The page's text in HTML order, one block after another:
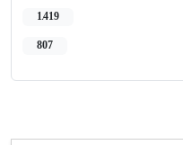
1,419
807